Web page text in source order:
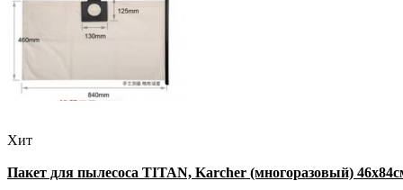
Хит
Пакет для пылесоса TITAN, Karcher (многоразовый)